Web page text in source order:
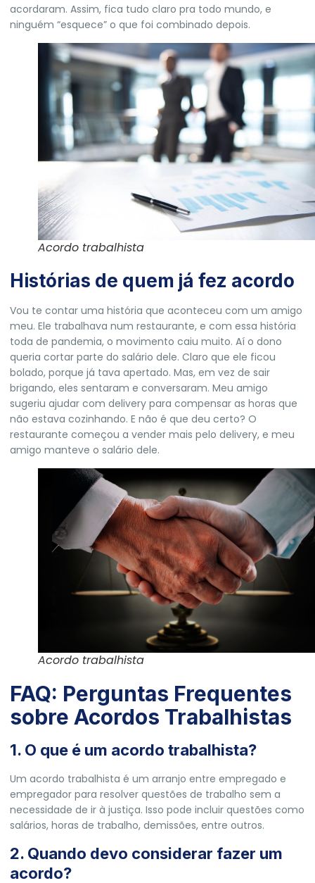
acordaram. Assim, fica tudo claro pra todo mundo, e
ninguém “esquece” o que foi combinado depois.
Acordo trabalhista
Histórias de quem já fez acordo
Vou te contar uma história que aconteceu com um amigo
meu. Ele trabalhava num restaurante, e com essa história
toda de pandemia, o movimento caiu muito. Aí o dono
queria cortar parte do salário dele. Claro que ele ficou
bolado, porque já tava apertado. Mas, em vez de sair
brigando, eles sentaram e conversaram. Meu amigo
sugeriu ajudar com delivery para compensar as horas que
não estava cozinhando. E não é que deu certo? O
restaurante começou a vender mais pelo delivery, e meu
amigo manteve o salário dele.
Acordo trabalhista
FAQ: Perguntas Frequentes
sobre Acordos Trabalhistas
1. O que é um acordo trabalhista?
Um acordo trabalhista é um arranjo entre empregado e
empregador para resolver questões de trabalho sem a
necessidade de ir à justiça. Isso pode incluir questões como
salários, horas de trabalho, demissões, entre outros.
2. Quando devo considerar fazer um
acordo?